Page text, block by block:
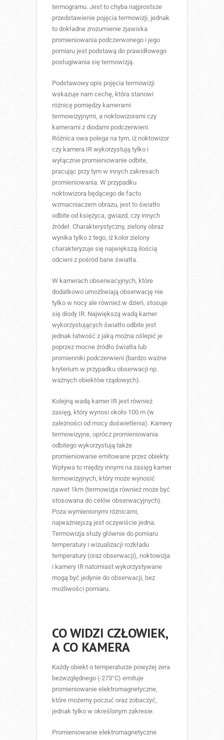
termogramu. Jest to chyba najprostsze
przedstawienie pojęcia termowizji, jednak
to dokładne zrozumienie zjawiska
promieniowania podczerwonego i jego
pomiaru jest podstawą do prawidłowego
posługiwania się termowizją.
Podstawowy opis pojęcia termowizji
wskazuje nam cechę, która stanowi
różnicę pomiędzy kamerami
termowizyjnymi, a noktowizorami czy
kamerami z diodami podczerwieni.
Różnica owa polega na tym, iż noktowizor
czy kamera IR wykorzystują tylko i
wyłącznie promieniowanie odbite,
pracując przy tym w innych zakresach
promieniowania. W przypadku
noktowizora będącego de facto
wzmacniaczem obrazu, jest to światło
odbite od księżyca, gwiazd, czy innych
źródeł. Charakterystyczny, zielony obraz
wynika tylko z tego, iż kolor zielony
charakteryzuje się największą ilością
odcieni z pośród barw światła.
W kamerach obserwacyjnych, które
dodatkowo umożliwiają obserwację nie
tylko w nocy ale również w dzień, stosuje
się diody IR. Największą wadą kamer
wykorzystujących światło odbite jest
jednak łatwość z jaką można oślepić je
poprzez mocne źródło światła lub
promienniki podczerwieni (bardzo ważne
kryterium w przypadku obserwacji np.
ważnych obiektów rządowych).
Kolejną wadą kamer IR jest również
zasięg, który wynosi około 100 m (w
zależności od mocy doświetlenia). Kamery
termowizyjne, oprócz promieniowania
odbitego wykorzystują także
promieniowanie emitowane przez obiekty.
Wpływa to między innymi na zasięg kamer
termowizyjnych, który może wynosić
nawet 1km (termowizja również może być
stosowana do celów obserwacyjnych).
Poza wymienionymi różnicami,
najważniejszą jest oczywiście jedna.
Termowizja służy głównie do pomiaru
temperatury i wizualizacji rozkładu
temperatury (oraz obserwacji), noktowizja
i kamery IR natomiast wykorzystywane
mogą być jedynie do obserwacji, bez
możliwości pomiaru.
CO WIDZI CZŁOWIEK,
A CO KAMERA
Każdy obiekt o temperaturze powyżej zera
bezwzględnego (-273°C) emituje
promieniowanie elektromagnetyczne,
które możemy poczuć oraz zobaczyć,
jednak tylko w określonym zakresie.
Promieniowanie elektromagnetyczne